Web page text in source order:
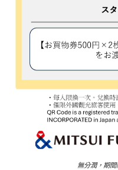
無分潤，期